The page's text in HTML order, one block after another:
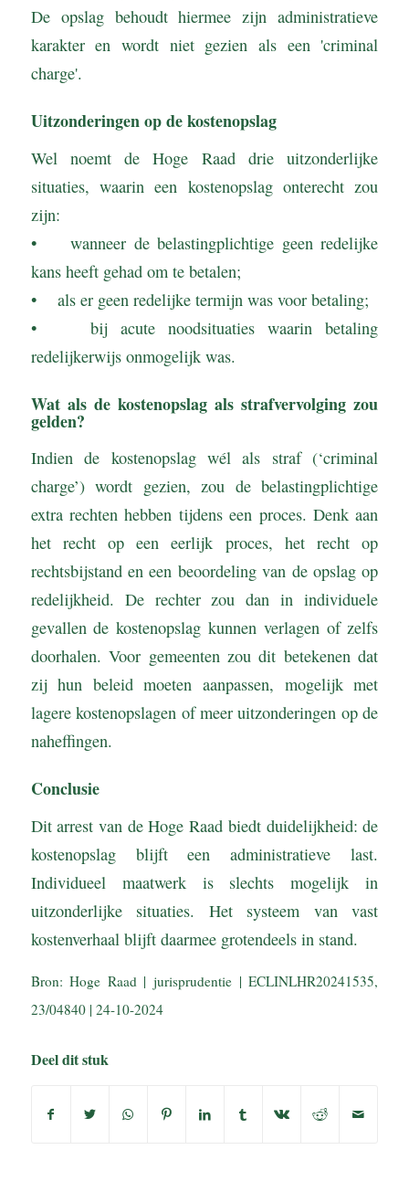
De opslag behoudt hiermee zijn administratieve
karakter en wordt niet gezien als een 'criminal
charge'.
Uitzonderingen op de kostenopslag
Wel noemt de Hoge Raad drie uitzonderlijke
situaties, waarin een kostenopslag onterecht zou
zijn:
• wanneer de belastingplichtige geen redelijke
kans heeft gehad om te betalen;
• als er geen redelijke termijn was voor betaling;
• bij acute noodsituaties waarin betaling
redelijkerwijs onmogelijk was.
Wat als de kostenopslag als strafvervolging zou
gelden?
Indien de kostenopslag wél als straf (‘criminal
charge’) wordt gezien, zou de belastingplichtige
extra rechten hebben tijdens een proces. Denk aan
het recht op een eerlijk proces, het recht op
rechtsbijstand en een beoordeling van de opslag op
redelijkheid. De rechter zou dan in individuele
gevallen de kostenopslag kunnen verlagen of zelfs
doorhalen. Voor gemeenten zou dit betekenen dat
zij hun beleid moeten aanpassen, mogelijk met
lagere kostenopslagen of meer uitzonderingen op de
naheffingen.
Conclusie
Dit arrest van de Hoge Raad biedt duidelijkheid: de
kostenopslag blijft een administratieve last.
Individueel maatwerk is slechts mogelijk in
uitzonderlijke situaties. Het systeem van vast
kostenverhaal blijft daarmee grotendeels in stand.
Bron: Hoge Raad | jurisprudentie | ECLINLHR20241535,
23/04840 | 24-10-2024
Deel dit stuk